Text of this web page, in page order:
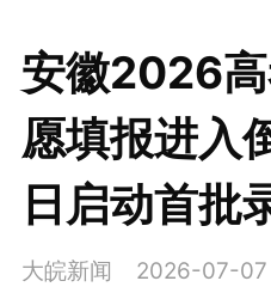
安徽2026
愿填报进入
日启动首批
大皖新闻 2026-07-07